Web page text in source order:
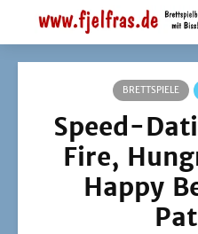
BRETTSPIELE
Speed-
Fire,
Happy